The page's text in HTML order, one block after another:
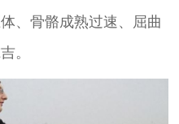
、骨骼成熟过速、屈曲
。